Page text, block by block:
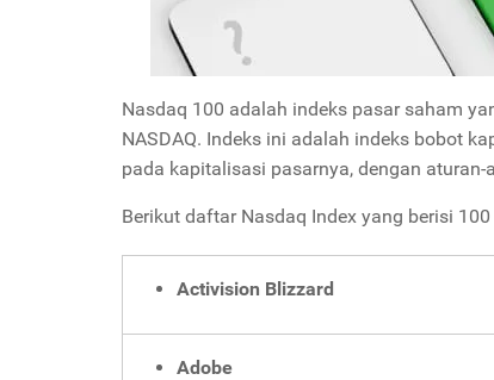
Nasdaq 100 adalah indeks pasar saham
NASDAQ. Indeks ini adalah indeks bobot
pada kapitalisasi pasarnya, dengan
Berikut daftar Nasdaq Index yang berisi
Activision Blizzard
Adobe